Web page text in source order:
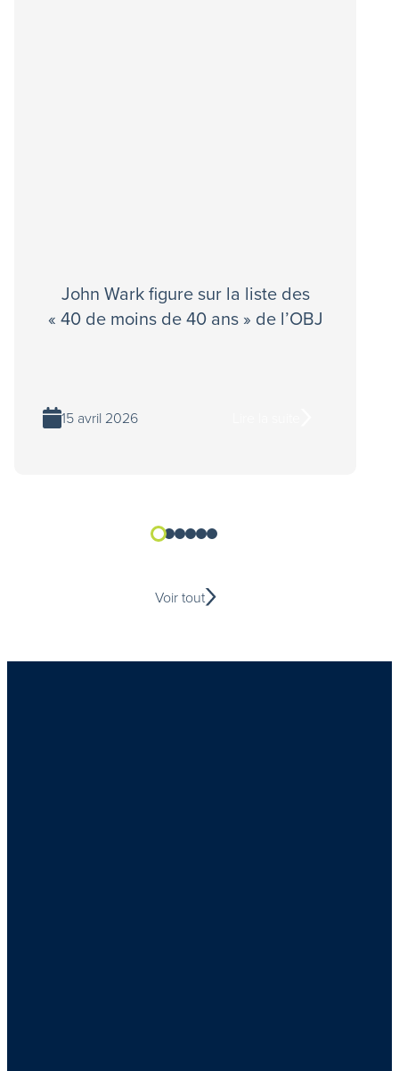
John Wark figure sur la liste des
« 40 de moins de 40 ans » de l’OBJ
15 avril 2026
Voir tout